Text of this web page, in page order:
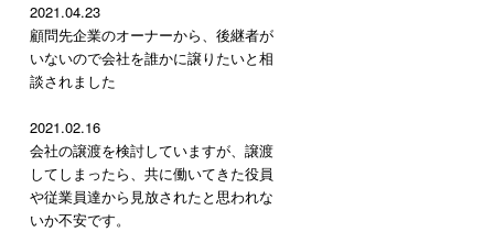
2021.04.23
顧問先企業のオーナーから、後継者が
いないので会社を誰かに譲りたいと相
談されました
2021.02.16
会社の譲渡を検討していますが、譲渡
してしまったら、共に働いてきた役員
や従業員達から見放されたと思われな
いか不安です。